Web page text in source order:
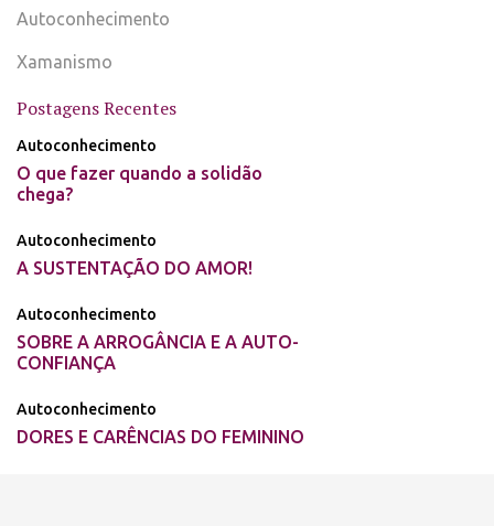
Autoconhecimento
Xamanismo
Postagens Recentes
Autoconhecimento
O que fazer quando a solidão
chega?
Autoconhecimento
A SUSTENTAÇÃO DO AMOR!
Autoconhecimento
SOBRE A ARROGÂNCIA E A AUTO-
CONFIANÇA
Autoconhecimento
DORES E CARÊNCIAS DO FEMININO